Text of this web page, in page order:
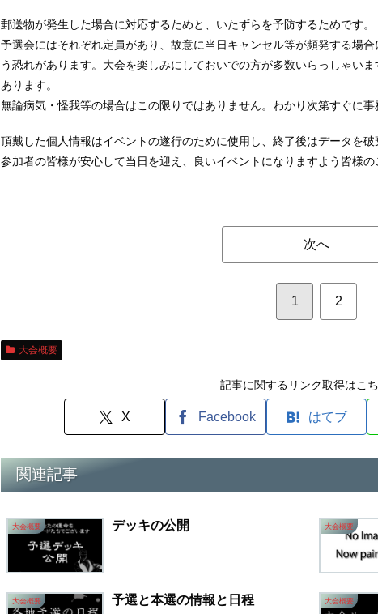
郵送物が発生した場合に対応するためと、いたずらを予防するためです。
予選会にはそれぞれ定員があり、故意に当日キャンセル等が頻発する場
う恐れがあります。大会を楽しみにしておいでの方が多数いらっしゃい
あります。
無論病気・怪我等の場合はこの限りではありません。わかり次第すぐに事
頂戴した個人情報はイベントの遂行のために使用し、終了後はデータを破
参加者の皆様が安心して当日を迎え、良いイベントになりますよう皆様の
次へ
1 2
大会概要
記事に関するリンク取得はこ
X Facebook はてブ
関連記事
大会概要 デッキの公開 大会概要
大会概要 予選と本選の情報と日程 大会概要